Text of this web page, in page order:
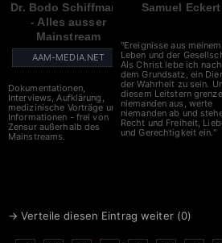
Dr. Bodo Schiffmann
- Alles ausser
Mainstream
AAM-MEDIA.NET
Dokumentationen,
Interviews, Aufklärung,
medizinische Vorträge und
Informationen - frei von
Zensur außerhalb des
Mainstreams.
Samuel Eckert
"Ereignisse aus meinem
Leben und der
Als Christ lebe ich nach
dem Grundsatz, ein
der Wahrheit zu sein.
diesem Leitstern grenze
niemanden aus, werte
niemanden ab und stehe
Recht und Freiheit,
und Gerechtigkeit ein."
→ Verteile diesen Eintrag weiter (0)